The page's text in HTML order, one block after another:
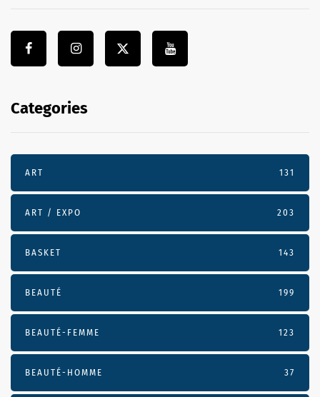
Categories
ART 131
ART / EXPO 203
BASKET 143
BEAUTÉ 199
BEAUTÉ-FEMME 123
BEAUTÉ-HOMME 37